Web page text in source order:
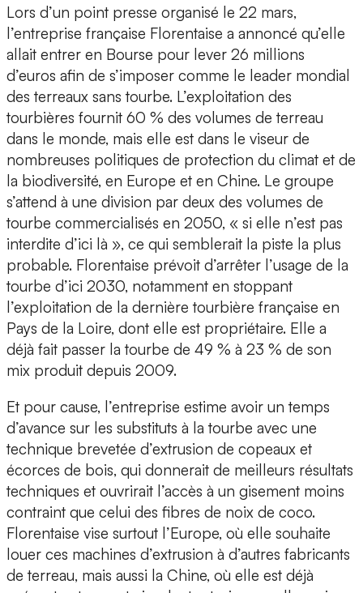
Lors d’un point presse organisé le 22 mars,
l’entreprise française Florentaise a annoncé qu’elle
allait entrer en Bourse pour lever 26 millions
d’euros afin de s’imposer comme le leader mondial
des terreaux sans tourbe. L’exploitation des
tourbières fournit 60 % des volumes de terreau
dans le monde, mais elle est dans le viseur de
nombreuses politiques de protection du climat et de
la biodiversité, en Europe et en Chine. Le groupe
s’attend à une division par deux des volumes de
tourbe commercialisés en 2050, « si elle n’est pas
interdite d’ici là », ce qui semblerait la piste la plus
probable. Florentaise prévoit d’arrêter l’usage de la
tourbe d’ici 2030, notamment en stoppant
l’exploitation de la dernière tourbière française en
Pays de la Loire, dont elle est propriétaire. Elle a
déjà fait passer la tourbe de 49 % à 23 % de son
mix produit depuis 2009.
Et pour cause, l’entreprise estime avoir un temps
d’avance sur les substituts à la tourbe avec une
technique brevetée d’extrusion de copeaux et
écorces de bois, qui donnerait de meilleurs résultats
techniques et ouvrirait l’accès à un gisement moins
contraint que celui des fibres de noix de coco.
Florentaise vise surtout l’Europe, où elle souhaite
louer ces machines d’extrusion à d’autres fabricants
de terreau, mais aussi la Chine, où elle est déjà